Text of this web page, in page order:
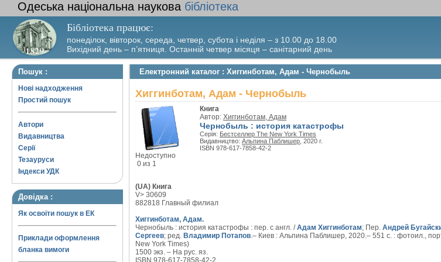
Одеська національна наукова бібліотека
Бібліотека працює:
понеділок, вівторок, середа, четвер, субота і неділя – з 10.00 до 18.00
Вихідний день – п’ятниця. Останній четвер місяця – санітарний день
Пошук :
Нові надходження
Простий пошук
Автори
Видавництва
Серії
Тезауруси
Індекси УДК
Довідка :
Як освоїти пошук в ЕК
Приклади оформлення
бланка вимоги
Електронний каталог : Хиггинботам, Адам - Чернобыль
Хиггинботам, Адам - Чернобыль
Недоступно
0 из 1
Книга
Автор: Хиггинботам, Адам
Чернобыль : история катастрофы
Серія: Бестселлер The New York Times
Видавництво: Альпина Паблишер , 2020 г.
ISBN 978-617-7858-42-2
(UA) Книга
V> 30609
882818 Главный филиал
Хиггинботам, Адам.
Чернобыль : история катастрофы : пер. с англ. /Адам Хиггинботам; Пер. Андрей
Сергеев; ред. Владимир Потапов.– Киев : Альпина Паблишер, 2020.– 551 с. : фотоил.,
New York Times)
1500 экз. – На рус. яз.
ISBN 978-617-7858-42-2.